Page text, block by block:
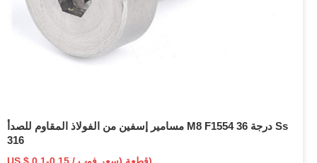
مسامير إسفين من الفولاذ المقاوم للصدأ M8 F1554 درجة 36 Ss
316
US $ 0.1-0.15 / قطعة (سعر فوب)